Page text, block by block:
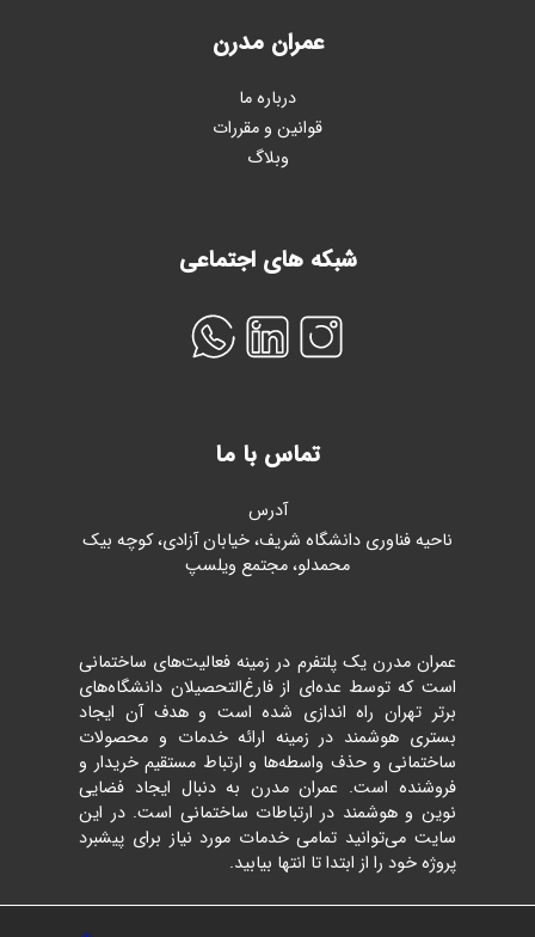
عمران مدرن
درباره ما
قوانین و مقررات
وبلاگ
شبکه های اجتماعی
تماس با ما
آدرس
ناحیه فناوری دانشگاه شریف، خیابان آزادی، کوچه بیک
محمدلو، مجتمع ویلسپ
عمران مدرن یک پلتفرم در زمینه فعالیت‌های ساختمانی
است که توسط عده‌ای از فارغ‌التحصیلان دانشگاه‌های
برتر تهران راه اندازی شده است و هدف آن ایجاد
بستری هوشمند در زمینه ارائه خدمات و محصولات
ساختمانی و حذف واسطه‌ها و ارتباط مستقیم خریدار و
فروشنده است. عمران مدرن به دنبال ایجاد فضایی
نوین و هوشمند در ارتباطات ساختمانی است. در این
سایت می‌توانید تمامی خدمات مورد نیاز برای پیشبرد
پروژه خود را از ابتدا تا انتها بیابید.